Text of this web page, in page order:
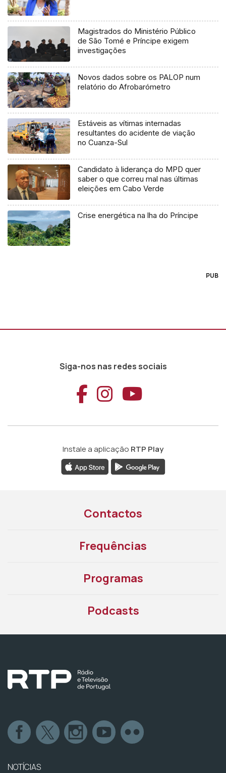
Magistrados do Ministério Público
de São Tomé e Príncipe exigem
investigações
Novos dados sobre os PALOP num
relatório do Afrobarómetro
Estáveis as vítimas internadas
resultantes do acidente de viação
no Cuanza-Sul
Candidato à liderança do MPD quer
saber o que correu mal nas últimas
eleições em Cabo Verde
Crise energética na lha do Príncipe
PUB
Siga-nos nas redes sociais
Aceder ao
Aceder ao
Aceder
Instale a aplicação RTP Play
Contactos
Frequências
Programas
Podcasts
NOTÍCIAS